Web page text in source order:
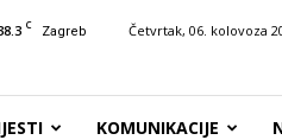
C Zagreb Četvrtak, 06. kolovoza
KOMUNIKACIJE